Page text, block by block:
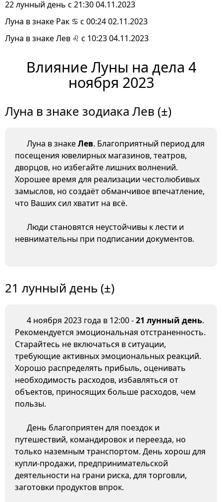
22 лунный день с 21:30 04.11.2023
Луна в знаке Рак ♋ с 00:24 02.11.2023
Луна в знаке Лев ♌ с 10:23 04.11.2023
Влияние Луны на дела 4
ноября 2023
Луна в знаке зодиака Лев (±)
Луна в знакеЛев. Благоприятный период для
посещения ювелирных магазинов, театров,
дворцов, но избегайте лишних волнений.
Хорошее время для реализации честолюбивых
замыслов, но создаёт обманчивое впечатление,
что Ваших сил хватит на всё.
Люди становятся неустойчивы к лести и
невнимательны при подписании документов.
21 лунный день (±)
4 ноября 2023 года в 12:00 -21 лунный день.
Рекомендуется эмоциональная отстраненность.
Старайтесь не включаться в ситуации,
требующие активных эмоциональных реакций.
Хорошо распределять прибыль, оценивать
необходимость расходов, избавляться от
объектов, приносящих больше расходов, чем
пользы.
День благоприятен для поездок и
путешествий, командировок и переезда, но
только наземным транспортом. День хорош для
купли-продажи, предпринимательской
деятельности на грани риска, для торговли,
заготовки продуктов впрок.